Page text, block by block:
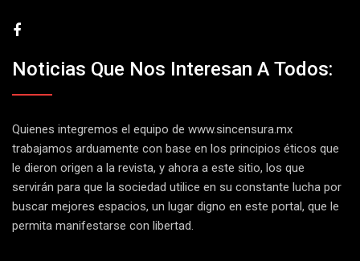
Noticias Que Nos Interesan A Todos:
Quienes integremos el equipo de www.sincensura.mx
trabajamos arduamente con base en los principios éticos que
le dieron origen a la revista, y ahora a este sitio, los que
servirán para que la sociedad utilice en su constante lucha por
buscar mejores espacios, un lugar digno en este portal, que le
permita manifestarse con libertad.